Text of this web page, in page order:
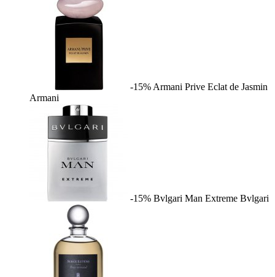
-15% Armani Prive Eclat de Jasmin
Armani
-15% Bvlgari Man Extreme Bvlgari